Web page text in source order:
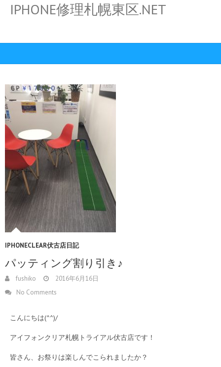
IPHONE修理札幌東区.NET
IPHONECLEAR伏古店日記
パッティング割り引き♪
fushiko
2016年6月16日
No Comments
こんにちは(^^)/
アイフォンクリア札幌トライアル伏古店です！
皆さん、お祭りは楽しんでこられましたか？